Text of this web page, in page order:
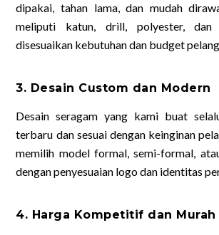
dipakai, tahan lama, dan mudah
meliputi katun, drill, polyester, dan
disesuaikan kebutuhan dan budget
3. Desain Custom dan Modern
Desain seragam yang kami buat
terbaru dan sesuai dengan keinginan
memilih model formal, semi-formal,
dengan penyesuaian logo dan identitas
4. Harga Kompetitif dan Murah